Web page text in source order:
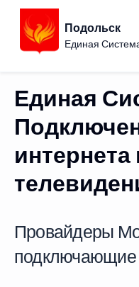
Подольск
Единая
Единая
интернета
Провайдеры
подключающие